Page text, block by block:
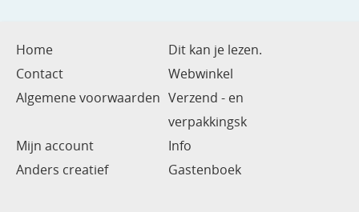
Home
Dit kan je lezen.
Contact
Webwinkel
Algemene voorwaarden Verzend - en
verpakkingsk
Mijn account
Info
Anders creatief
Gastenboek